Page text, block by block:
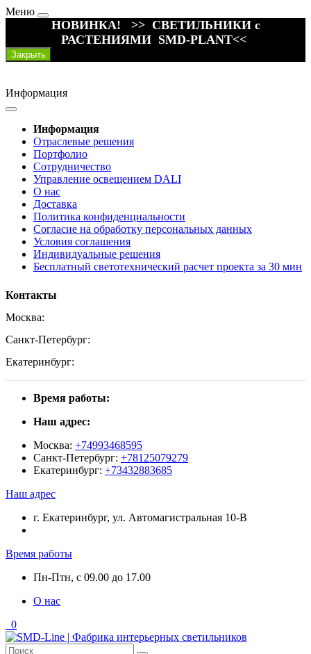
Меню
НОВИНКА! >> СВЕТИЛЬНИКИ с
РАСТЕНИЯМИ SMD-PLANT<<
Закрыть
Информация
Информация
Отраслевые решения
Портфолио
Сотрудничество
Управление освещением DALI
О нас
Доставка
Политика конфиденциальности
Согласие на обработку персональных данных
Условия соглашения
Индивидуальные решения
Бесплатный светотехнический расчет проекта за 30 мин
Контакты
Москва:
Санкт-Петербург:
Екатеринбург:
Время работы:
Наш адрес:
Москва: +74993468595
Санкт-Петербург: +78125079279
Екатеринбург: +73432883685
Наш адрес
г. Екатеринбург, ул. Автомагистральная 10-В
Время работы
Пн-Птн, с 09.00 до 17.00
О нас
0